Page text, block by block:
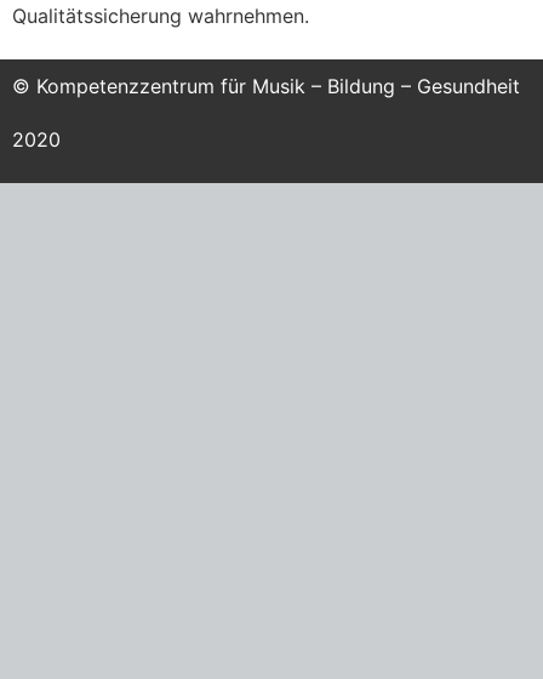
Qualitätssicherung wahrnehmen.
© Kompetenzzentrum für Musik – Bildung – Gesundheit
2020